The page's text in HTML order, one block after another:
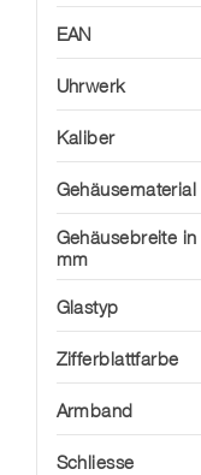
EAN
Uhrwerk
Kaliber
Gehäusematerial
Gehäusebreite in
mm
Glastyp
Zifferblattfarbe
Armband
Schliesse